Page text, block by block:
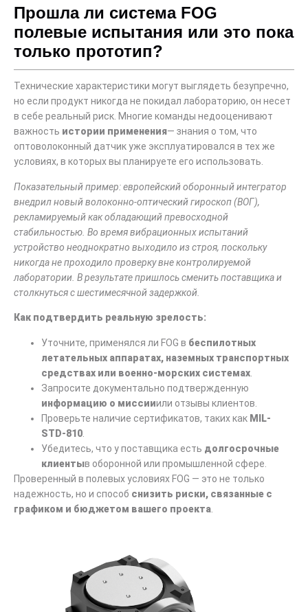
Прошла ли система FOG
полевые испытания или это пока
только прототип?
Технические характеристики могут выглядеть безупречно,
но если продукт никогда не покидал лабораторию, он несет
в себе реальный риск. Многие команды недооценивают
важность истории применения— знания о том, что
оптоволоконный датчик уже эксплуатировался в тех же
условиях, в которых вы планируете его использовать.
Показательный пример: европейский оборонный интегратор
внедрил новый волоконно-оптический гироскоп (ВОГ),
рекламируемый как обладающий превосходной
стабильностью. Во время вибрационных испытаний
устройство неоднократно выходило из строя, поскольку
никогда не проходило проверку вне контролируемой
лаборатории. В результате пришлось сменить поставщика и
столкнуться с шестимесячной задержкой.
Как подтвердить реальную зрелость:
Уточните, применялся ли FOG в беспилотных
летательных аппаратах, наземных транспортных
средствах или военно-морских системах
Запросите документально подтвержденную
информацию о миссииили отзывы клиентов.
Проверьте наличие сертификатов, таких как MIL-
STD-810
Убедитесь, что у поставщика есть долгосрочные
клиентыв оборонной или промышленной сфере.
Проверенный в полевых условиях FOG — это не только
надежность, но и способ снизить риски, связанные с
графиком и бюджетом вашего проекта